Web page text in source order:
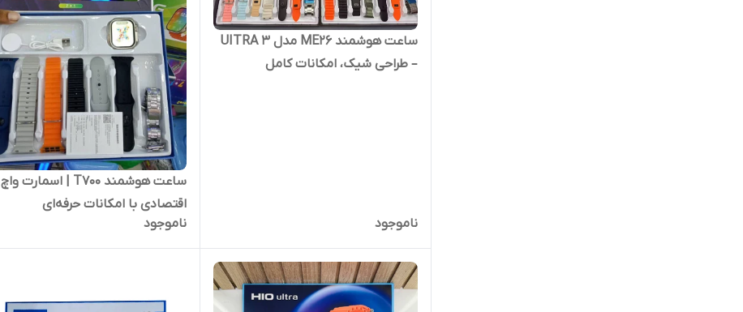
ساعت هوشمند ME26 مدل UITRA 3
– طراحی شیک، امکانات کامل
ناموجود
ساعت هوشمند T700 | اسمارت واچ
اقتصادی با امکانات حرفه‌ای
ناموجود